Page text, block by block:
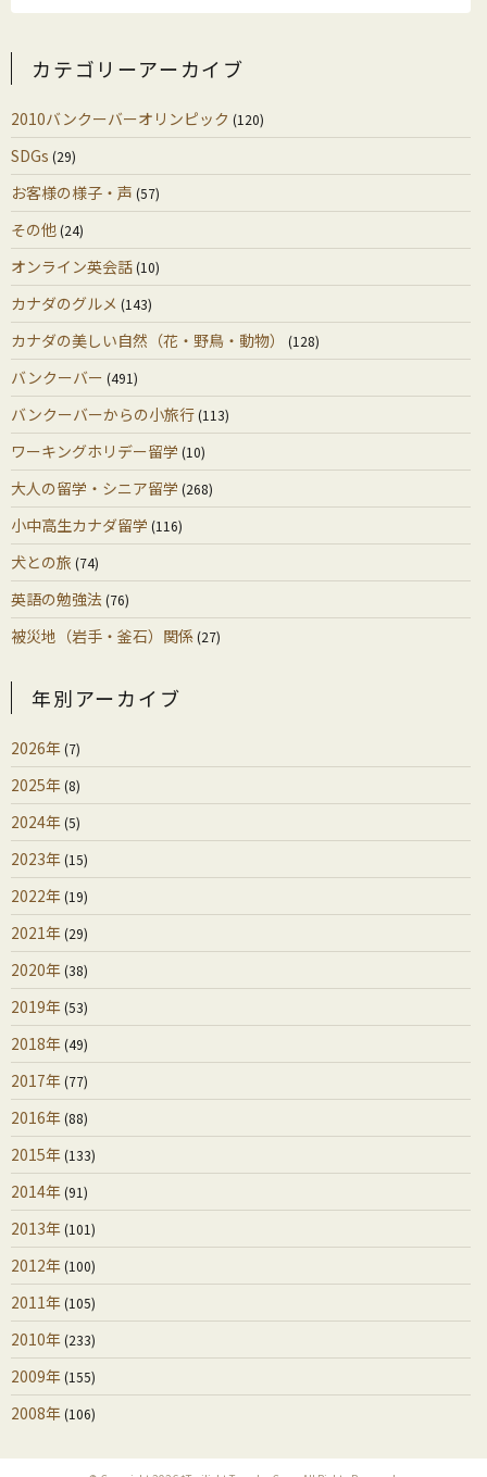
カテゴリーアーカイブ
2010バンクーバーオリンピック (120)
SDGs (29)
お客様の様子・声 (57)
その他(24)
オンライン英会話(10)
カナダのグルメ (143)
カナダの美しい自然（花・野鳥・動物） (128)
バンクーバー (491)
バンクーバーからの小旅行(113)
ワーキングホリデー留学 (10)
大人の留学・シニア留学 (268)
小中高生カナダ留学 (116)
犬との旅 (74)
英語の勉強法 (76)
被災地（岩手・釜石）関係(27)
年別アーカイブ
2026年(7)
2025年(8)
2024年(5)
2023年(15)
2022年(19)
2021年(29)
2020年(38)
2019年(53)
2018年(49)
2017年(77)
2016年(88)
2015年(133)
2014年(91)
2013年(101)
2012年(100)
2011年(105)
2010年(233)
2009年(155)
2008年(106)